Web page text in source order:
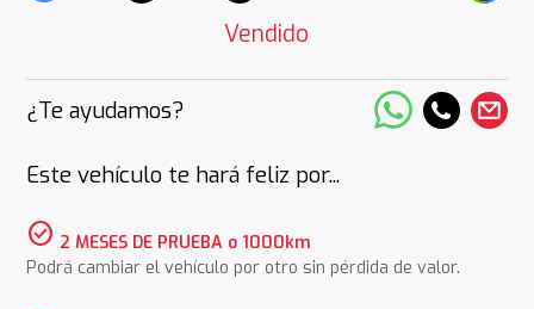
Vendido
¿Te ayudamos?
Este vehículo te hará feliz por...
check_circle 2 MESES DE PRUEBA o 1000km
Podrá cambiar el vehículo por otro sin pérdida de valor.